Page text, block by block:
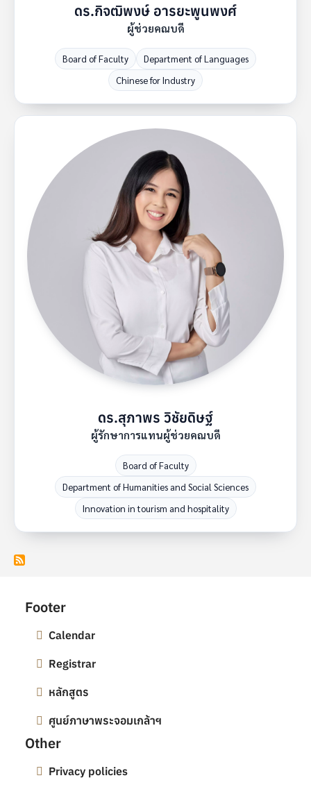
ดร.กิจฒิพงษ์ อารยะพูนพงศ์
ผู้ช่วยคณบดี
Board of Faculty
Department of Languages
Chinese for Industry
ดร.สุภาพร วิชัยดิษฐ์
ผู้รักษาการแทนผู้ช่วยคณบดี
Board of Faculty
Department of Humanities and Social Sciences
Innovation in tourism and hospitality
Footer
Calendar
Registrar
หลักสูตร
ศูนย์ภาษาพระจอมเกล้าฯ
Other
Privacy policies